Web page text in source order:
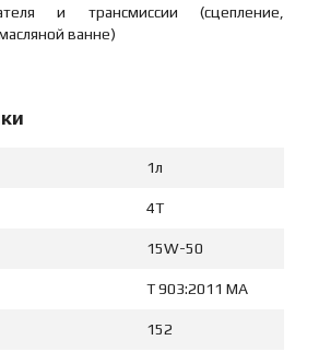
и трансмиссии (сцепление,
ванне)
1л
4T
15W-50
T 903:2011 MA
152